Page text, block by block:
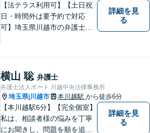
【法テラス利用可】【土日祝
日・時間外は要予約で対応
可】埼玉県川越市の弁護士で
軽にご相談ください。
詳細を見
る
横山 聡 弁護士
弁護士法人ポート 川越中央法律事務所
埼玉県| 川越市 本川越駅 から徒歩6分
【本川越駅6分】【完全個室】
私は、相談者様の悩みを丁寧
にお聞きし、問題を順を追っ
詳細を見
る